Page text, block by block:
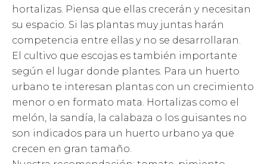
hortalizas. Piensa que ellas crecerán y necesitan
su espacio. Si las plantas muy juntas harán
competencia entre ellas y no se desarrollaran.
El cultivo que escojas es también importante
según el lugar donde plantes. Para un huerto
urbano te interesan plantas con un crecimiento
menor o en formato mata. Hortalizas como el
melón, la sandía, la calabaza o los guisantes no
son indicados para un huerto urbano ya que
crecen en gran tamaño.